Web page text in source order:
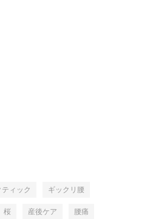
ィック ギックリ腰
桜 産後ケア 腰痛